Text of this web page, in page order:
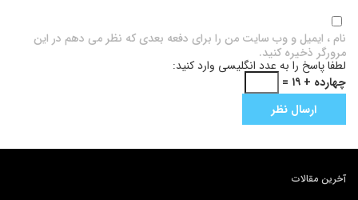
نام ، ایمیل و وب سایت من را برای دفعه بعدی که نظر می دهم در این
مرورگر ذخیره کنید.
لطفا پاسخ را به عدد انگلیسی وارد کنید:
چهارده + ۱۹ =
آخرین مقالات